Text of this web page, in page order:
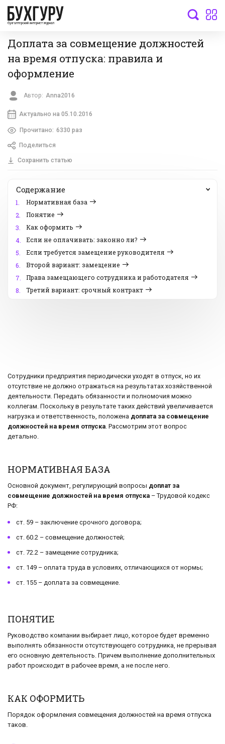
бухгалтерский интернет-журнал
Доплата за совмещение должностей
на время отпуска: правила и
оформление
Автор: Anna2016
Актуально на 05.10.2016
Прочитано: 6330 раз
Поделиться
Сохранить статью
Содержание
1.
Нормативная база
2.
Понятие
3.
Как оформить
4.
Если не оплачивать: законно ли?
5.
Если требуется замещение руководителя
6.
Второй вариант: замещение
7.
Права замещающего сотрудника и работодателя
8.
Третий вариант: срочный контракт
Сотрудники предприятия периодически уходят в отпуск, но их
отсутствие не должно отражаться на результатах хозяйственной
деятельности. Передать обязанности и полномочия можно
коллегам. Поскольку в результате таких действий увеличивается
нагрузка и ответственность, положена доплата за совмещение
должностей на время отпуска. Рассмотрим этот вопрос
детально.
НОРМАТИВНАЯ БАЗА
Основной документ, регулирующий вопросы доплат за
совмещение должностей на время отпуска – Трудовой кодекс
РФ:
ст. 59 – заключение срочного договора;
ст. 60.2 – совмещение должностей;
ст. 72.2 – замещение сотрудника;
ст. 149 – оплата труда в условиях, отличающихся от нормы;
ст. 155 – доплата за совмещение.
ПОНЯТИЕ
Руководство компании выбирает лицо, которое будет временно
выполнять обязанности отсутствующего сотрудника, не прерывая
его основную деятельность. Причем выполнение дополнительных
работ происходит в рабочее время, а не после него.
КАК ОФОРМИТЬ
Порядок оформления совмещения должностей на время отпуска
таков.